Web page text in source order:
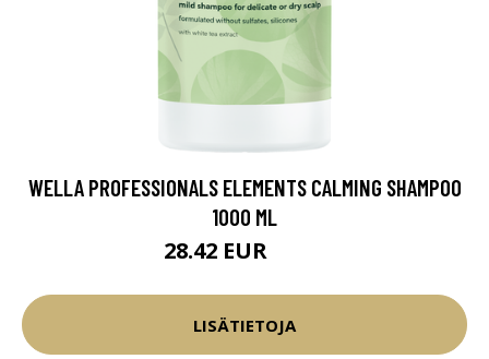
WELLA PROFESSIONALS ELEMENTS CALMING SHAMPOO
1000 ML
28.42 EUR
LISÄTIETOJA